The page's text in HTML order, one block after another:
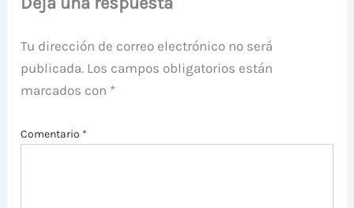
Tu dirección de correo electrónico no será
publicada. Los campos obligatorios están
marcados con *
Comentario *